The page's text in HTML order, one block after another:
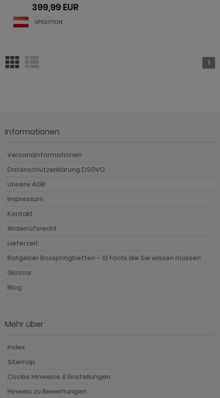
399,99 EUR
1
Informationen
Versandinformationen
Datenschutzerklärung DSGVO
Unsere AGB
Impressum
Kontakt
Widerrufsrecht
Lieferzeit
Ratgeber Boxspringbetten – 10 Facts die Sie wissen müssen
Glossar
Blog
Mehr über
Index
Sitemap
Cookie Hinweise & Einstellungen
Hinweis zu Bewertungen